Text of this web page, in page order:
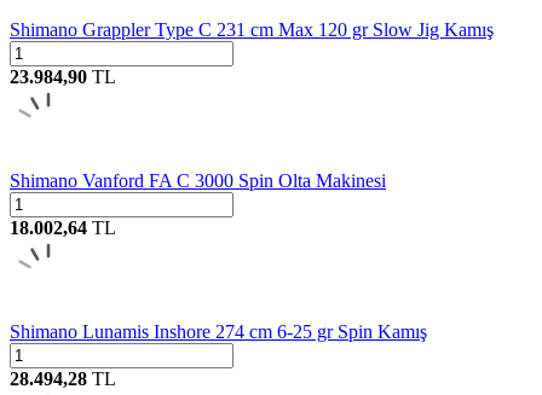
Shimano Grappler Type C 231 cm Max 120 gr Slow Jig Kamış
23.984,90 TL
Shimano Vanford FA C 3000 Spin Olta Makinesi
18.002,64 TL
Shimano Lunamis Inshore 274 cm 6-25 gr Spin Kamış
28.494,28 TL